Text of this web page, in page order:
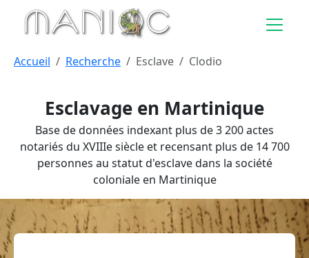
Aller au contenu principal
Esclavage en Martinique
Base de données indexant plus de 3 200 actes
notariés du XVIIIe siècle et recensant plus de 14 700
personnes au statut d'esclave dans la société
coloniale en Martinique
Accueil Recherche Esclave Clodio